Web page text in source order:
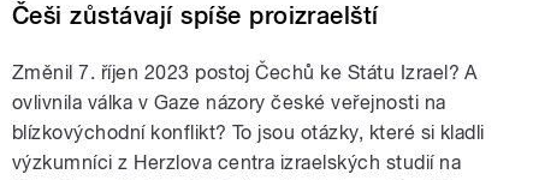
Češi zůstávají spíše proizraelští
Změnil 7. říjen 2023 postoj Čechů ke Státu Izrael? A
ovlivnila válka v Gaze názory české veřejnosti na
blízkovýchodní konflikt? To jsou otázky, které si kladli
výzkumníci z Herzlova centra izraelských studií na